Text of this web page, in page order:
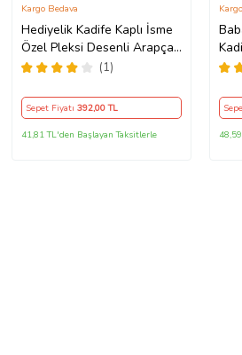
Hediyelik Kadife Kaplı İsme
Özel Pleksi Desenli Arapça
Orta Boy Kuranı Kerim Siyah
(1)
Kargo Bedava
Sepet Fiyatı 392,00 TL
41,81 TL'den Başlayan Taksitlerle